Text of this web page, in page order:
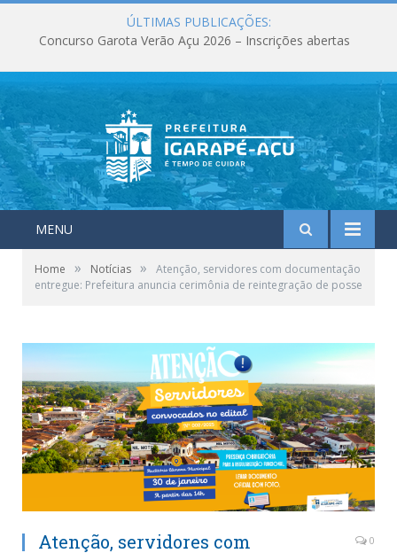
ÚLTIMAS PUBLICAÇÕES:
Concurso Garota Verão Açu 2026 – Inscrições abertas
MENU
Home » Notícias »
Atenção, servidores com documentação
entregue: Prefeitura anuncia cerimônia de reintegração de posse
Atenção, servidores com
0